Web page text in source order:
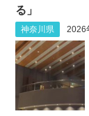
る」
神奈川県 2026